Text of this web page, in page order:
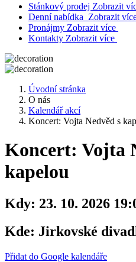
Stánkový prodej Zobrazit
Denní nabídka Zobrazit
Pronájmy Zobrazit více
Kontakty Zobrazit více
Úvodní stránka
O nás
Kalendář akcí
Koncert: Vojta Nedvěd s
Koncert: Vojta
kapelou
Kdy: 23. 10. 2026
Kde: Jirkovské
Přidat do Google kalendáře